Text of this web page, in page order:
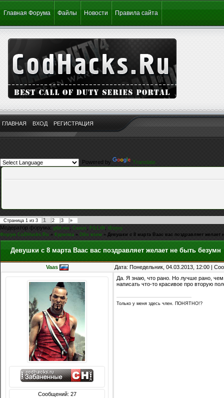
Главная Форума Файлы Новости Правила сайта
ГЛАВНАЯ ВХОД РЕГИСТРАЦИЯ
Powered by Translate
Страница 1 из 3 1 2 3 »
Модератор форума:g0d-me,Casus, FiLLiN,iEnjoy
Форум CoDHacks.Ru » Курилка » Обо всем » Девушки с 8 марта Ваас вас поздравляет желает
Девушки с 8 марта Ваас вас поздравляет желает не быть безумн
Vaas Дата: Понедельник, 04.03.2013, 12:00 |
Сообщений: 27
Да. Я знаю, что рано. Но лучше рано,
написать что-то красивое про вторую
Только у меня здесь член. ПОНЯТНО!?